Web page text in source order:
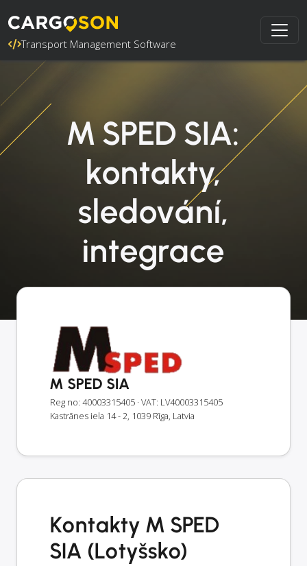
Transport Management Software
M SPED SIA:
kontakty,
sledování,
integrace
M SPED SIA
Reg no: 40003315405 · VAT: LV40003315405
Kastrānes iela 14 - 2, 1039 Rīga, Latvia
Kontakty M SPED
SIA (Lotyšsko)